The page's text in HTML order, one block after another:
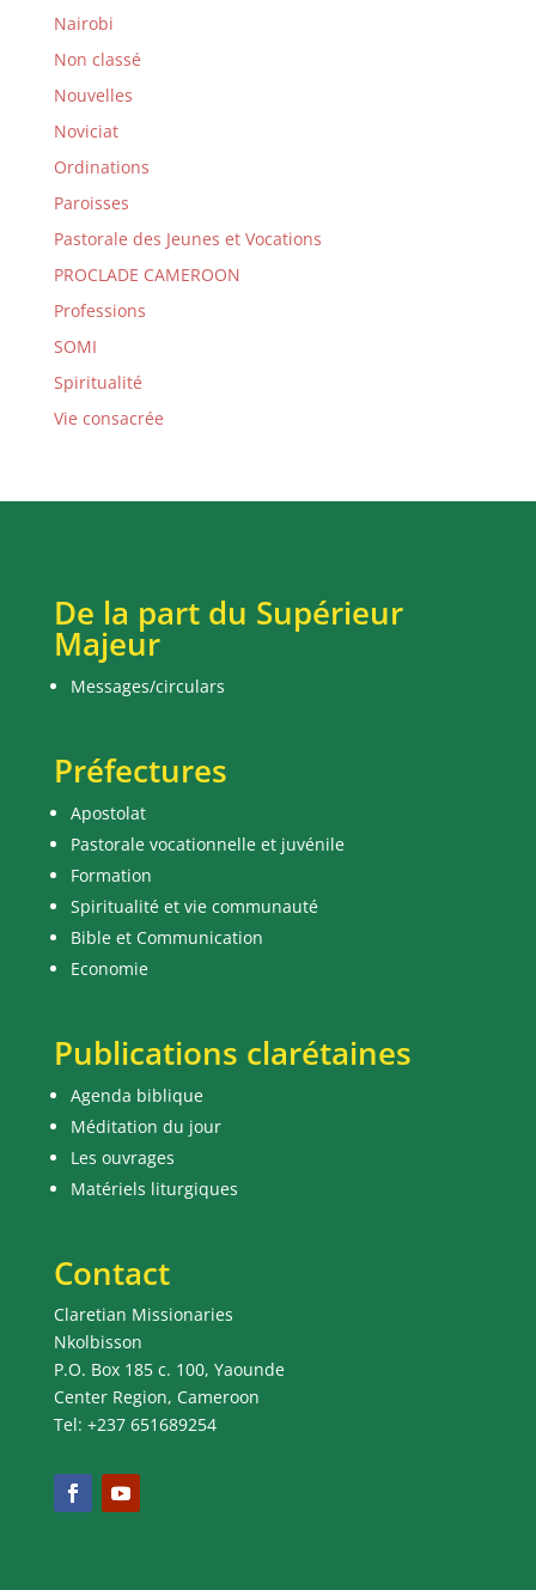
Nairobi
Non classé
Nouvelles
Noviciat
Ordinations
Paroisses
Pastorale des Jeunes et Vocations
PROCLADE CAMEROON
Professions
SOMI
Spiritualité
Vie consacrée
De la part du Supérieur
Majeur
Messages/circulars
Préfectures
Apostolat
Pastorale vocationnelle et juvénile
Formation
Spiritualité et vie communauté
Bible et Communication
Economie
Publications clarétaines
Agenda biblique
Méditation du jour
Les ouvrages
Matériels liturgiques
Contact
Claretian Missionaries
Nkolbisson
P.O. Box 185 c. 100, Yaounde
Center Region, Cameroon
Tel: +237 651689254